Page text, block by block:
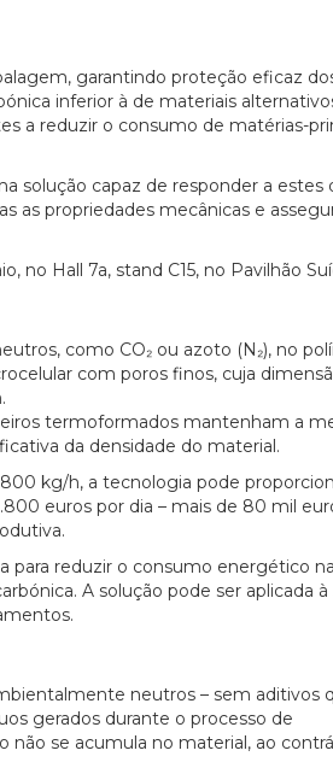
garantindo proteção eficaz
inferior à de materiais
a reduzir o consumo de matérias-
solução capaz de responder a estes
as propriedades mecânicas e
no Hall 7a, stand C15, no Pavilhão
como CO₂ ou azoto (N₂), no
com poros finos, cuja
termoformados mantenham a
da densidade do material.
kg/h, a tecnologia pode
euros por dia – mais de 80 mil
para reduzir o consumo energético na
A solução pode ser aplicada à
neutros – sem aditivos
gerados durante o processo de
se acumula no material, ao